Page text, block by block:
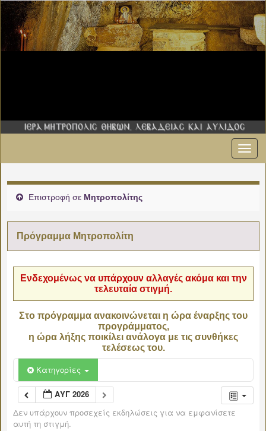
Επιστροφή σε Μητροπολίτης
Πρόγραμμα Μητροπολίτη
Ενδεχομένως να υπάρχουν αλλαγές ακόμα και την
τελευταία στιγμή.
Στο πρόγραμμα ανακοινώνεται η ώρα έναρξης του
προγράμματος,
η ώρα λήξης ποικίλει ανάλογα με τις συνθήκες
τελέσεως του.
Κατηγορίες
ΑΥΓ 2026
Δεν υπάρχουν προσεχείς εκδηλώσεις για να εμφανίσετε
αυτή τη στιγμή.